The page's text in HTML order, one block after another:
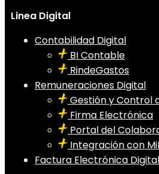
Linea Digital
Contabilidad Digital
BI Contable
RindeGastos
Remuneraciones Digital
Gestión y Control
Firma Electrónica
Portal del
Integración con
Factura Electrónica Digital